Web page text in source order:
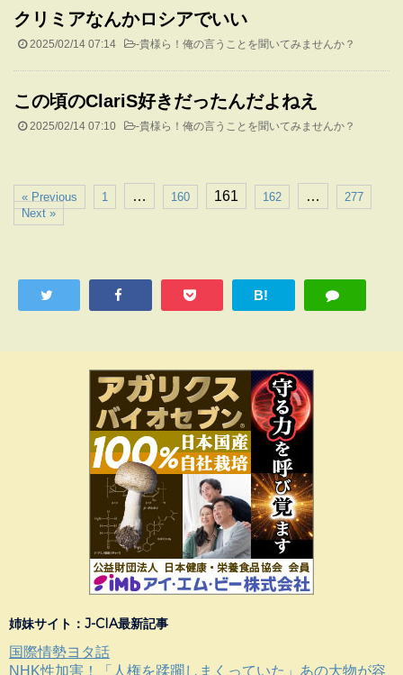
クリミアなんかロシアでいい
2025/02/14 07:14 -貴様ら！俺の言うことを聞いてみませんか？
この頃のClariS好きだったんだよねえ
2025/02/14 07:10 -貴様ら！俺の言うことを聞いてみませんか？
« Previous 1 … 160 161 162 …
277
Next »
B!
姉妹サイト：J-CIA最新記事
国際情勢ヨタ話
NHK性加害！「人権を蹂躙しまくっていた」あの大物が容